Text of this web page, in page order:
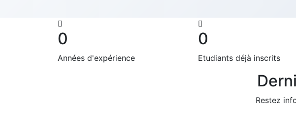
0
Années d'expérience
0
Etudiants déjà inscrits
Restez